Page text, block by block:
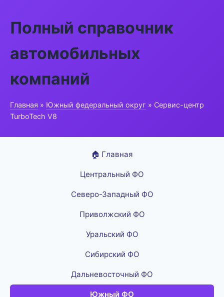
Полный справочник
автомобильных
компаний
Главная » Южный федеральный округ » Сервис-центр
TurboTech V8
🏠 Главная
Центральный ФО
Северо-Западный ФО
Приволжский ФО
Уральский ФО
Сибирский ФО
Дальневосточный ФО
Южный ФО